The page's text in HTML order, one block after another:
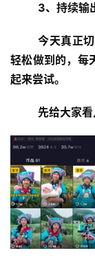
3、持续输
今天真正
轻松做到的，每
起来尝试。
先给大家看